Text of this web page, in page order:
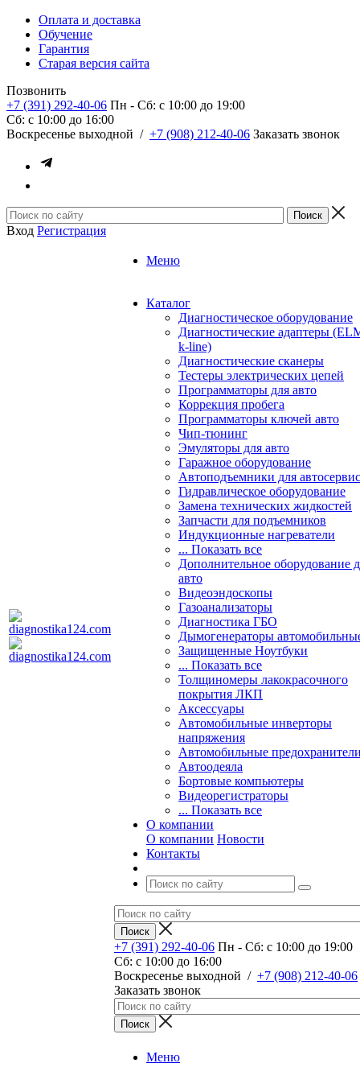
Оплата и доставка
Обучение
Гарантия
Старая версия сайта
Позвонить
+7 (391) 292-40-06 Пн - Сб: c 10:00 до 19:00
Сб: c 10:00 до 16:00
​Воскресенье выходной / +7 (908) 212-40-06 Заказать звонок
Вход Регистрация
Меню
Каталог
Диагностическое оборудование
Диагностические адаптеры
k-line)
Диагностические сканеры
Тестеры электрических цепей
Программаторы для авто
Коррекция пробега
Программаторы ключей авто
Чип-тюнинг
Эмуляторы для авто
Гаражное оборудование
Автоподъемники для
Гидравлическое оборудование
Замена технических жидкостей
Запчасти для подъемников
Индукционные нагреватели
... Показать все
Дополнительное оборудование
авто
Видеоэндоскопы
Газоанализаторы
Диагностика ГБО
Дымогенераторы
Защищенные Ноутбуки
... Показать все
Толщиномеры лакокрасочного
покрытия ЛКП
Аксессуары
Автомобильные инверторы
напряжения
Автомобильные
Автоодеяла
Бортовые компьютеры
Видеорегистраторы
... Показать все
О компании
О компании Новости
Контакты
+7 (391) 292-40-06 Пн - Сб: c 10:00 до 19:00
Сб: c 10:00 до 16:00
​Воскресенье выходной / +7 (908) 212-40-06
Заказать звонок
Меню